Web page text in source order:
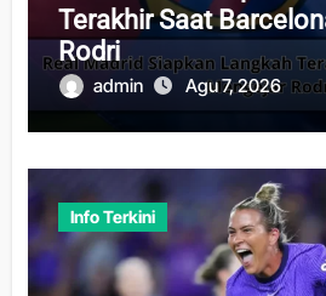
Terakhir Saat
Rodri
admin Agu 7, 2026
Info Terkini